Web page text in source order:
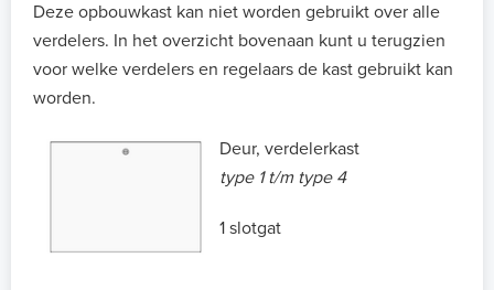
Deze opbouwkast kan niet worden gebruikt over alle
verdelers. In het overzicht bovenaan kunt u terugzien
voor welke verdelers en regelaars de kast gebruikt kan
worden.
Deur, verdelerkast
type 1 t/m type 4
1 slotgat